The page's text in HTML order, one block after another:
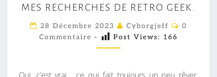
E
S
R
E
MES RECHERCHES DE RETRO GEEK.
28 Décembre 2023 Cyborgjeff
C
0
Commentaire - Post Views: 166